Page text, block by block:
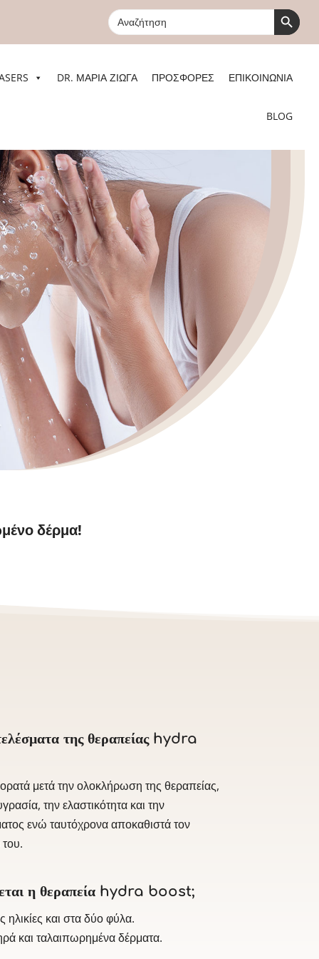
Search
for:
Search Button
DR. ΜΑΡΙΑ ΖΙΩΓΑ ΠΡΟΣΦΟΡΕΣ ΕΠΙΚΟΙΝΩΝΙΑ
BLOG
δέρμα!
της θεραπείας hydra
μετά την ολοκλήρωση της θεραπείας,
την ελαστικότητα και την
ενώ ταυτόχρονα αποκαθιστά τον
η θεραπεία hydra boost;
ηλικίες και στα δύο φύλα.
και ταλαιπωρημένα δέρματα.